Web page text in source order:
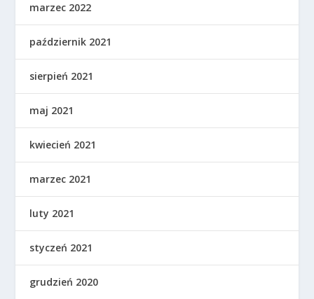
marzec 2022
październik 2021
sierpień 2021
maj 2021
kwiecień 2021
marzec 2021
luty 2021
styczeń 2021
grudzień 2020